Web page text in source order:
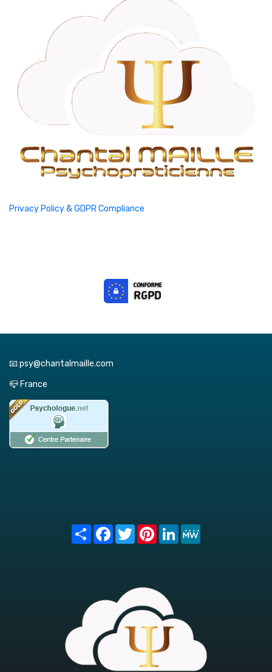
Privacy Policy & GDPR Compliance
📧 psy@chantalmaille.com
📪 France
Share FacebookTwitterPinterest
LinkedIn